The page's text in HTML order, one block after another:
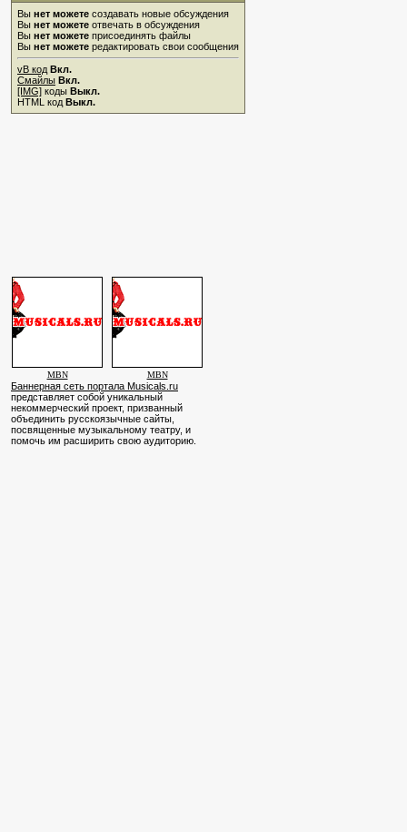
Вы нет можете создавать новые обсуждения
Вы нет можете отвечать в обсуждения
Вы нет можете присоединять файлы
Вы нет можете редактировать свои сообщения
vB код Вкл.
Смайлы Вкл.
[IMG] коды Выкл.
HTML код Выкл.
MBN MBN
Баннерная сеть портала Musicals.ru
представляет собой уникальный
некоммерческий проект, призванный
объединить русскоязычные сайты,
посвященные музыкальному театру, и
помочь им расширить свою аудиторию.